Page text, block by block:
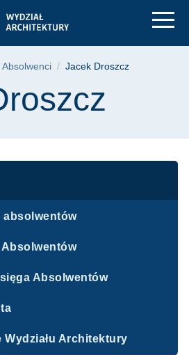
|
Absolwenci Jacek Droszcz
absolwentów
Absolwentów
Wydziału Architektury